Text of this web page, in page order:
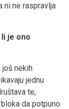
ni ne raspravlja
li je ono
još nekih
jednu
te,
da potpuno